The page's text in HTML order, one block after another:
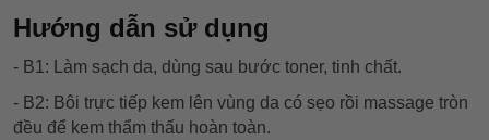
Hướng dẫn sử dụng
- B1: Làm sạch da, dùng sau bước toner, tinh chất.
- B2: Bôi trực tiếp kem lên vùng da có sẹo rồi massage tròn
đều để kem thẩm thấu hoàn toàn.